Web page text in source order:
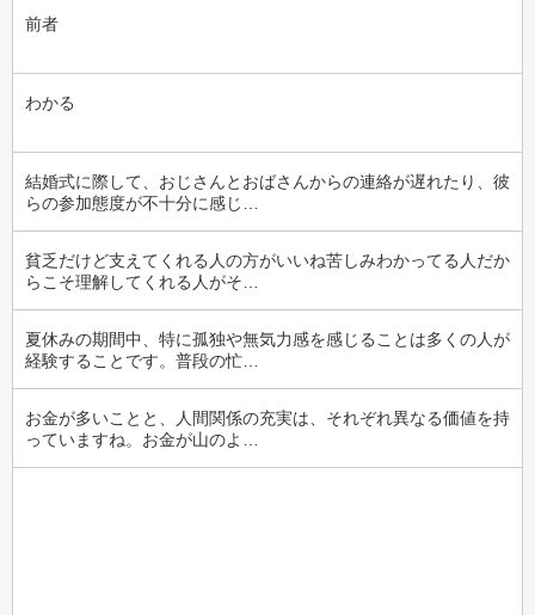
前者
わかる
結婚式に際して、おじさんとおばさんからの連絡が遅れたり、彼
らの参加態度が不十分に感じ…
貧乏だけど支えてくれる人の方がいいね苦しみわかってる人だか
らこそ理解してくれる人がそ…
夏休みの期間中、特に孤独や無気力感を感じることは多くの人が
経験することです。普段の忙…
お金が多いことと、人間関係の充実は、それぞれ異なる価値を持
っていますね。お金が山のよ…